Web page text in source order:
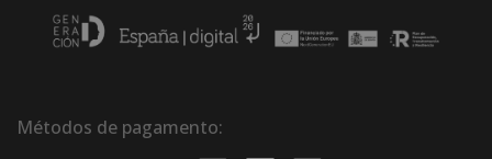
Métodos de pagamento: